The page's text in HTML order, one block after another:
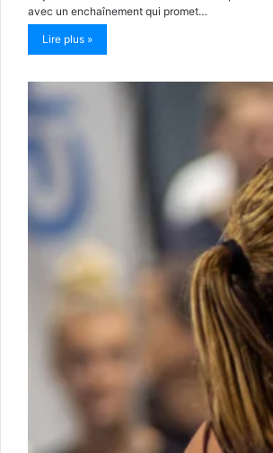
avec un enchaînement qui promet…
Lire plus »